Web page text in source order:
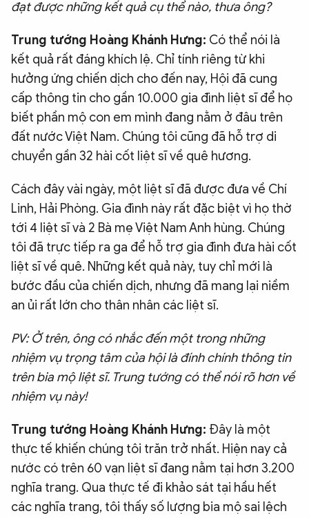
đạt được những kết quả cụ thể nào, thưa ông?
Trung tướng Hoàng Khánh Hưng: Có thể nói là
kết quả rất đáng khích lệ. Chỉ tính riêng từ khi
hưởng ứng chiến dịch cho đến nay, Hội đã cung
cấp thông tin cho gần 10.000 gia đình liệt sĩ để họ
biết phần mộ con em mình đang nằm ở đâu trên
đất nước Việt Nam. Chúng tôi cũng đã hỗ trợ di
chuyển gần 32 hài cốt liệt sĩ về quê hương.
Cách đây vài ngày, một liệt sĩ đã được đưa về Chí
Linh, Hải Phòng. Gia đình này rất đặc biệt vì họ thờ
tới 4 liệt sĩ và 2 Bà mẹ Việt Nam Anh hùng. Chúng
tôi đã trực tiếp ra ga để hỗ trợ gia đình đưa hài cốt
liệt sĩ về quê. Những kết quả này, tuy chỉ mới là
bước đầu của chiến dịch, nhưng đã mang lại niềm
an ủi rất lớn cho thân nhân các liệt sĩ.
PV: Ở trên, ông có nhắc đến một trong những
nhiệm vụ trọng tâm của hội là đính chính thông tin
trên bia mộ liệt sĩ. Trung tướng có thể nói rõ hơn về
nhiệm vụ này!
Trung tướng Hoàng Khánh Hưng: Đây là một
thực tế khiến chúng tôi trăn trở nhất. Hiện nay cả
nước có trên 60 vạn liệt sĩ đang nằm tại hơn 3.200
nghĩa trang. Qua thực tế đi khảo sát tại hầu hết
các nghĩa trang, tôi thấy số lượng bia mộ sai lệch